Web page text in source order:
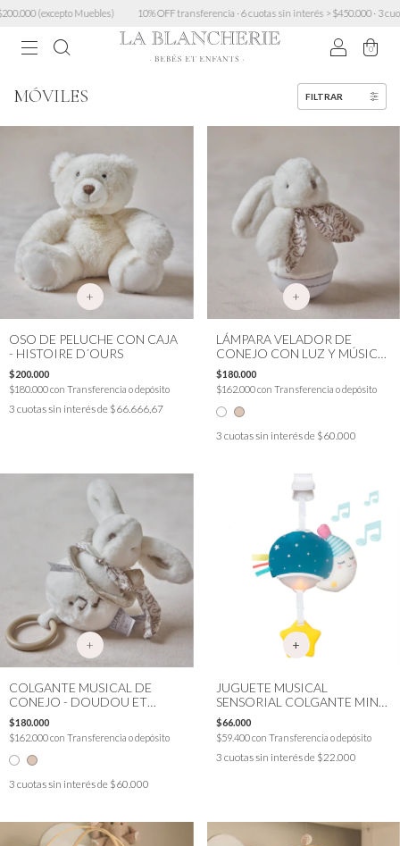
Muebles) 10% OFF transferencia · 6 cuotas sin interés > $450.000 · 3 cuotas sin
0
MÓVILES FILTRAR
+
OSO DE PELUCHE CON CAJA
- HISTOIRE D´OURS
$200.000
$180.000con Transferencia o depósito
3 cuotas sin interés de $66.666,67
+
LÁMPARA VELADOR DE
CONEJO CON LUZ Y MÚSICA
- DOUDOU ET COMPAGNIE
$180.000
$162.000con Transferencia o depósito
3 cuotas sin interés de $60.000
+
COLGANTE MUSICAL DE
CONEJO - DOUDOU ET
COMPAGNIE
$180.000
$162.000con Transferencia o depósito
3 cuotas sin interés de $60.000
JUGUETE MUSICAL
SENSORIAL COLGANTE MINI
LUNA LUCES TAF TOYS
$66.000
$59.400con Transferencia o depósito
3 cuotas sin interés de $22.000